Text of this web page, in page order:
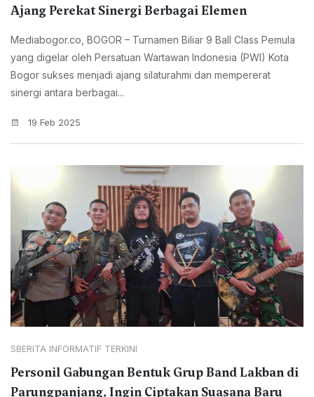
Ajang Perekat Sinergi Berbagai Elemen
Mediabogor.co, BOGOR – Turnamen Biliar 9 Ball Class Pemula
yang digelar oleh Persatuan Wartawan Indonesia (PWI) Kota
Bogor sukses menjadi ajang silaturahmi dan mempererat
sinergi antara berbagai...
19 Feb 2025
SBERITA INFORMATIF TERKINI
Personil Gabungan Bentuk Grup Band Lakban di
Parungpanjang, Ingin Ciptakan Suasana Baru